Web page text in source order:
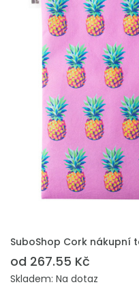
PŘIDAT DO POPTÁVKY
SuboShop Cork nákupní
od 267.55 Kč
Skladem: Na dotaz